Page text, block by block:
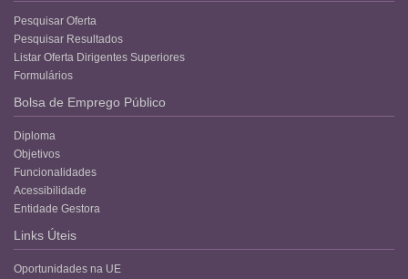
Pesquisar Oferta
Pesquisar Resultados
Listar Oferta Dirigentes Superiores
Formulários
Bolsa de Emprego Público
Diploma
Objetivos
Funcionalidades
Acessibilidade
Entidade Gestora
Links Úteis
Oportunidades na UE